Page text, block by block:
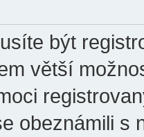
být
větší
obeznámili s